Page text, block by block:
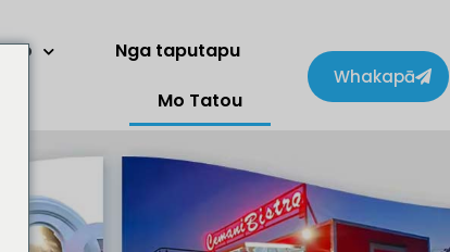
Nga taputapu
Mo Tatou
Whakapā